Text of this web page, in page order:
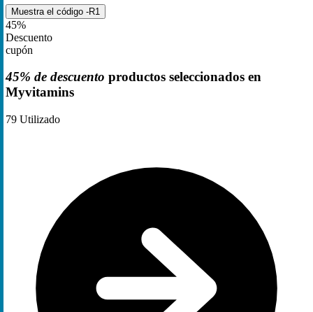
Muestra el código -R1
45%
Descuento
cupón
45% de descuento productos seleccionados en
Myvitamins
79 Utilizado